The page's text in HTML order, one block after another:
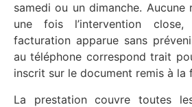
samedi ou un dimanche. Aucune
une fois l’intervention
facturation apparue sans
au téléphone correspond trait
inscrit sur le document remis à la
La prestation couvre toutes